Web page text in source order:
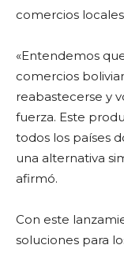
comercios
«Entendemos
comercios
reabastecerse y
fuerza. Este
todos los países
una alternativa
afirmó.
Con este
soluciones para